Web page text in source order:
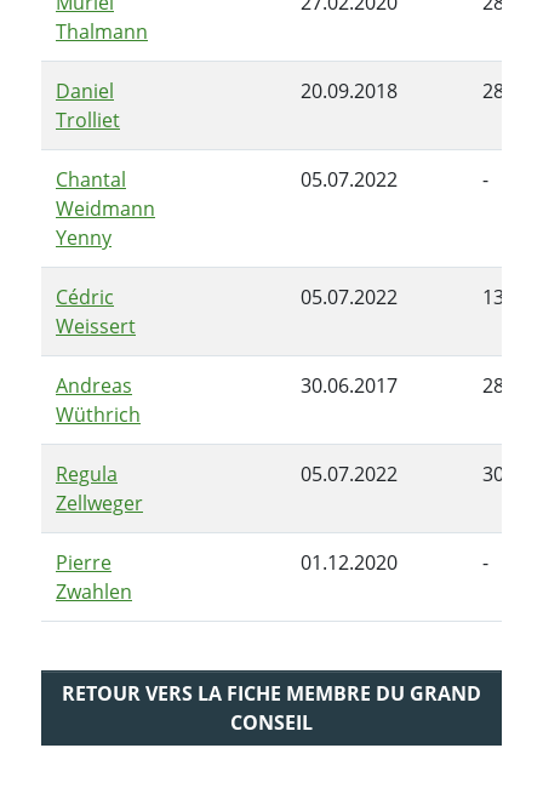
Thalmann
Daniel
Trolliet
20.09.2018
Chantal
Weidmann
Yenny
05.07.2022 -
Cédric
Weissert
05.07.2022
Andreas
Wüthrich
30.06.2017
Regula
Zellweger
05.07.2022
Pierre
Zwahlen
01.12.2020 -
RETOUR VERS LA FICHE MEMBRE DU GRAND
CONSEIL